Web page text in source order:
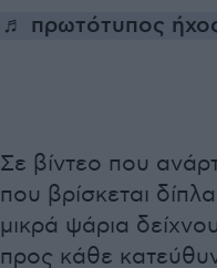
♬ πρωτότυπος
Σε βίντεο που
που βρίσκεται
μικρά ψάρια
προς κάθε